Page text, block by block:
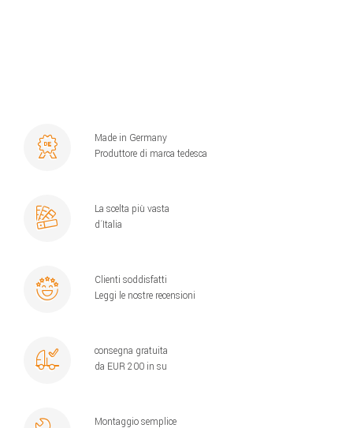
Made in Germany
Produttore di marca tedesca
La scelta più vasta
d´Italia
Clienti soddisfatti
Leggi le nostre recensioni
consegna gratuita
da EUR 200 in su
Montaggio semplice